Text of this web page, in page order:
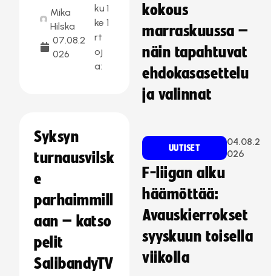
Mika
Hilska
07.08.2
026
ku
ke
rt
oj
a:
1
1
Syksyn
turnausvilsk
e
parhaimmill
aan – katso
pelit
SalibandyTV
kokous
marraskuussa –
näin tapahtuvat
ehdokasasettelu
ja valinnat
UUTISET
04.08.2
026
F-liigan alku
häämöttää:
Avauskierrokset
syyskuun toisella
viikolla